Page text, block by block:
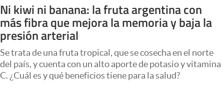
Negocios
Columnistas
Apertura
Ni kiwi ni banana: la fruta argentina con
más fibra que mejora la memoria y baja la
presión arterial
Se trata de una fruta tropical, que se cosecha en el norte
del país, y cuenta con un alto aporte de potasio y vitamina
C. ¿Cuál es y qué beneficios tiene para la salud?